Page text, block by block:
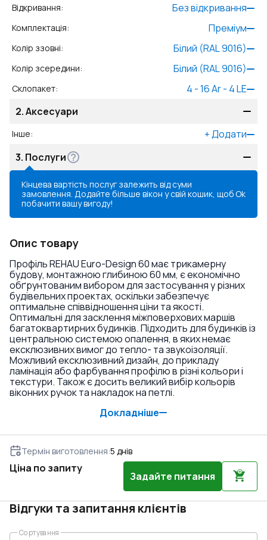
Відкривання: Без відкривання
Комплектація: Преміум
Колір ззовні: Білий (RAL 9016)
Колір зсередини: Білий (RAL 9016)
Склопакет:
4 - 16 Ar - 4 LE
2.Аксесуари
Інше: +Додати
3. Послуги
Кінцева вартість послуг залежить від суми
замовлення. Додайте більше вікон у свій кошик, щоб
побачити вашу вигоду!
Ok
Опис товару
Профіль REHAU Euro-Design 60 має трикамерну
будову, монтажною глибиною 60 мм, є економічно
обґрунтованим вибором для застосування у різних
будівельних проектах, оскільки забезпечує
оптимальне співвідношення ціни та якості.
Оптимальні для засклення міжповерхових маршів
багатоквартирних будинків. Підходить для будинків із
центральною системою опалення, в яких немає
ексклюзивних вимог до тепло- та звукоізоляції.
Можливий ексклюзивний дизайн, до прикладу
ламінація або фарбування профілю в різні кольори і
текстури. Також є досить великий вибір кольорів
віконних ручок та накладок на петлі.
Докладніше
Термін виготовлення:5 днів
Ціна по запиту
Задайте питання
Відгуки та запитання клієнтів
Сортування